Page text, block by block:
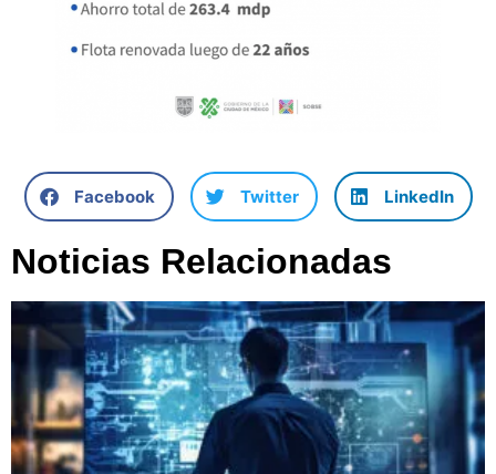
Facebook Twitter LinkedIn
Noticias Relacionadas